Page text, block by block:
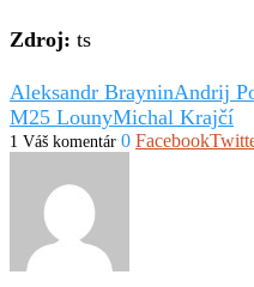
Zdroj: ts
Aleksandr BrayninAndrij
M25 LounyMichal Krajčí
1 Váš komentár 0 Facebook